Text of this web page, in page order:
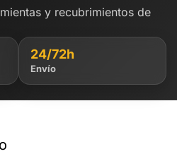
y recubrimientos de
24/72h
Envío